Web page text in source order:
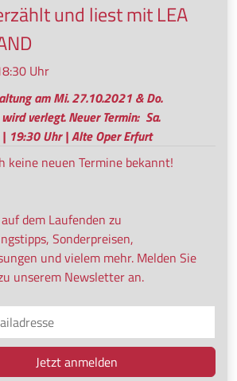
und liest mit LEA
Uhr
am Mi. 27.10.2021 & Do.
verlegt. Neuer Termin: Sa.
19:30 Uhr | Alte Oper Erfurt
keine neuen Termine bekannt!
dem Laufenden zu
Sonderpreisen,
und vielem mehr. Melden Sie
unserem Newsletter an.